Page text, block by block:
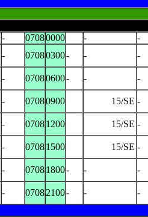
- 07080000 -
-
- 07080300- - -
- 07080600- - -
- 07080900 15/SE -
- 07081200 15/SE -
- 07081500 15/SE -
- 07081800- - -
- 07082100- -
-